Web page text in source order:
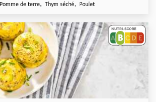
Pomme de terre, Thym séché, Poulet